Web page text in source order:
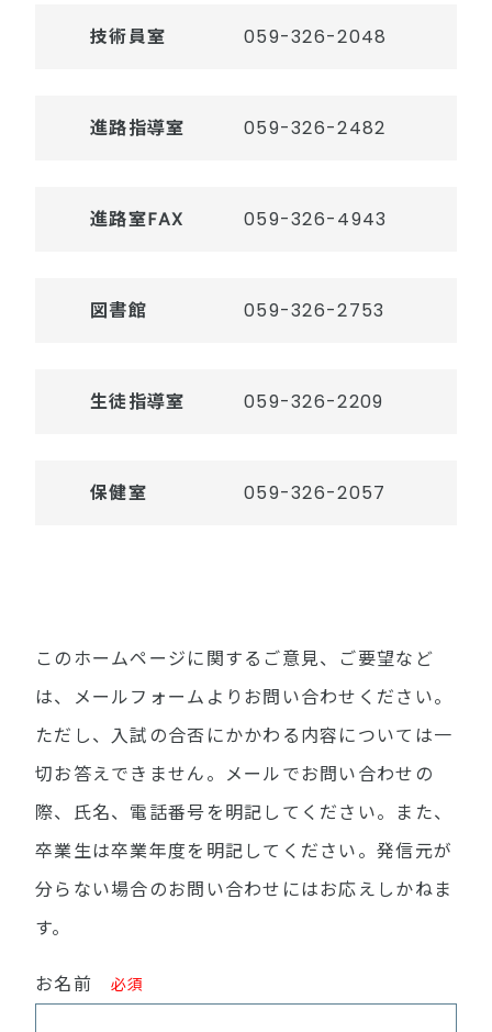
技術員室 059-326-2048
進路指導室 059-326-2482
進路室FAX 059-326-4943
図書館 059-326-2753
生徒指導室 059-326-2209
保健室 059-326-2057
このホームページに関するご意見、ご要望など
は、メールフォームよりお問い合わせください。
ただし、入試の合否にかかわる内容については一
切お答えできません。メールでお問い合わせの
際、氏名、電話番号を明記してください。また、
卒業生は卒業年度を明記してください。発信元が
分らない場合のお問い合わせにはお応えしかねま
す。
お名前必須